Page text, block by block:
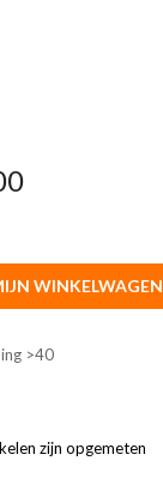
WINKELWAGEN
>40
zijn opgemeten